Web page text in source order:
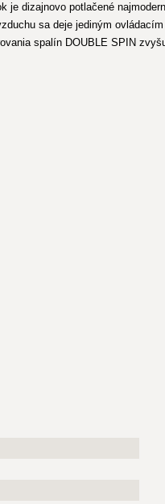
je dizajnovo potlačené
sa deje jediným
spalín DOUBLE SPIN